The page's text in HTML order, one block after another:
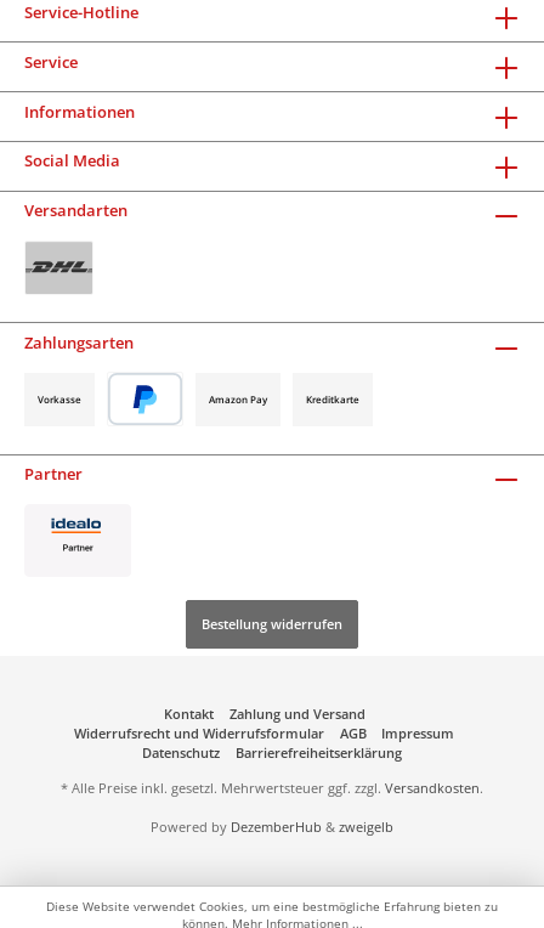
Service-Hotline
Service
Informationen
Social Media
Versandarten
Zahlungsarten
Vorkasse Amazon Pay Kreditkarte
Partner
Bestellung widerrufen
Kontakt
Zahlung und Versand
Widerrufsrecht und Widerrufsformular
AGB
Impressum
Datenschutz
Barrierefreiheitserklärung
* Alle Preise inkl. gesetzl. Mehrwertsteuer ggf. zzgl. Versandkosten.
Powered by DezemberHub & zweigelb
Diese Website verwendet Cookies, um eine bestmögliche Erfahrung bieten zu
können. Mehr Informationen ...